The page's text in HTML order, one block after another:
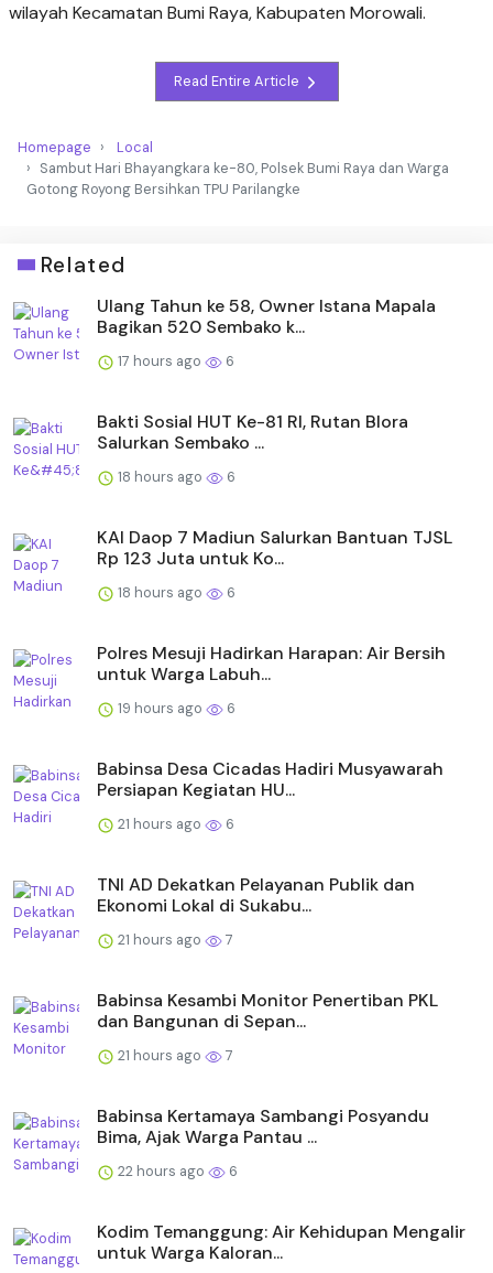
wilayah Kecamatan Bumi Raya, Kabupaten Morowali.
Read Entire Article
Homepage
Local
Sambut Hari Bhayangkara ke-80, Polsek Bumi Raya dan Warga
Gotong Royong Bersihkan TPU Parilangke
Related
Ulang Tahun ke 58, Owner Istana Mapala
Bagikan 520 Sembako k...
17 hours ago 6
Bakti Sosial HUT Ke-81 RI, Rutan Blora
Salurkan Sembako ...
18 hours ago 6
KAI Daop 7 Madiun Salurkan Bantuan TJSL
Rp 123 Juta untuk Ko...
18 hours ago 6
Polres Mesuji Hadirkan Harapan: Air Bersih
untuk Warga Labuh...
19 hours ago 6
Babinsa Desa Cicadas Hadiri Musyawarah
Persiapan Kegiatan HU...
21 hours ago 6
TNI AD Dekatkan Pelayanan Publik dan
Ekonomi Lokal di Sukabu...
21 hours ago 7
Babinsa Kesambi Monitor Penertiban PKL
dan Bangunan di Sepan...
21 hours ago 7
Babinsa Kertamaya Sambangi Posyandu
Bima, Ajak Warga Pantau ...
22 hours ago 6
Kodim Temanggung: Air Kehidupan Mengalir
untuk Warga Kaloran...